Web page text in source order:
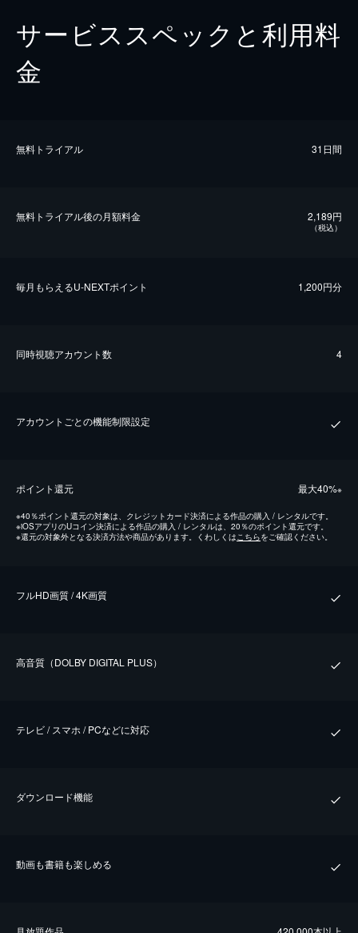
サービススペックと利用料
金
無料トライアル 31日間
無料トライアル後の⽉額料金 2,189円
（税込）
毎⽉もらえるU-NEXTポイント 1,200円分
同時視聴アカウント数 4
アカウントごとの機能制限設定
ポイント還元 最⼤40%※
※40％ポイント還元の対象は、クレジットカード決済による作品の購入 / レンタルです。
※iOSアプリのUコイン決済による作品の購入 / レンタルは、20％のポイント還元です。
※還元の対象外となる決済方法や商品があります。くわしくはこちらをご確認ください。
フルHD画質 / 4K画質
⾼⾳質（DOLBY DIGITAL PLUS）
テレビ / スマホ / PCなどに対応
ダウンロード機能
動画も書籍も楽しめる